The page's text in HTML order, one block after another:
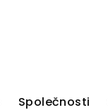
Společnosti